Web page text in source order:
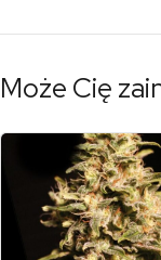
Może Cię